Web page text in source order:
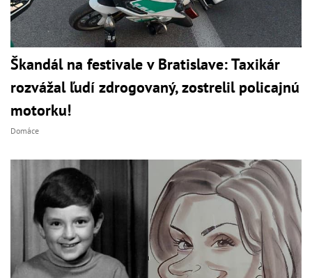
Škandál na festivale v Bratislave: Taxikár
rozvážal ľudí zdrogovaný, zostrelil policajnú
motorku!
Domáce